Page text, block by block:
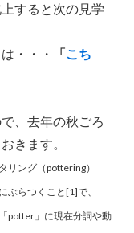
すると次の見学
・・・
「こち
、去年の秋ごろ
きます。
リング（pottering）
ぶらつくこと[1]で、
potter」に現在分詞や動